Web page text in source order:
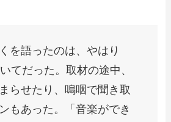
を語ったのは、やはり
てだった。取材の途中、
らせたり、嗚咽で聞き取
もあった。「音楽ができ